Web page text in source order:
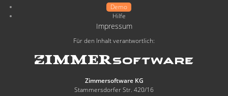
Demo
Hilfe
Impressum
Für den Inhalt verantwortlich:
Zimmersoftware KG
Stammersdorfer Str. 420/16